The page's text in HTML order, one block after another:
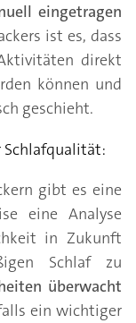
eingetragen
ist es, dass
direkt
können und
geschieht.
Schlafqualität:
gibt es eine
eine Analyse
in Zukunft
Schlaf zu
überwacht
ein wichtiger